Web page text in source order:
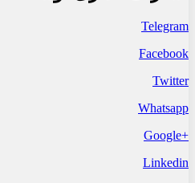
Telegram
Facebook
Twitter
Whatsapp
+Google
Linkedin